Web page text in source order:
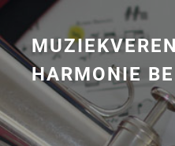
Naar
inhoud
springen
HARMONIE